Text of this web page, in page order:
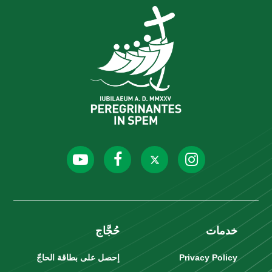
خدمات
Privacy Policy
حُجَّاج
إحصل على بطاقة الحاجّ